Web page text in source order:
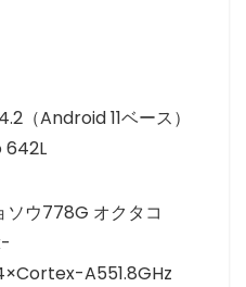
（Android 11ベース）
642L
ソウ778G オクタコ
A551.8GHz